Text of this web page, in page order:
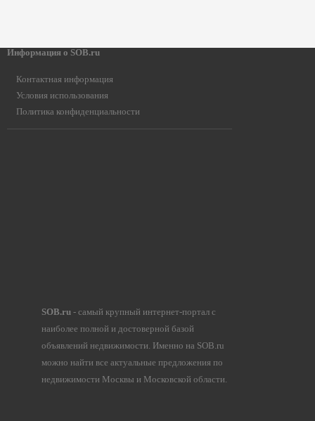
Информация о SOB.ru
Контактная информация
Условия использования
Политика конфиденциальности
SOB.ru- самый крупный интернет-портал с
наиболее полной и достоверной базой
объявлений недвижимости. Именно на SOB.ru
можно найти все актуальные предложения по
недвижимости Москвы и Московской области.